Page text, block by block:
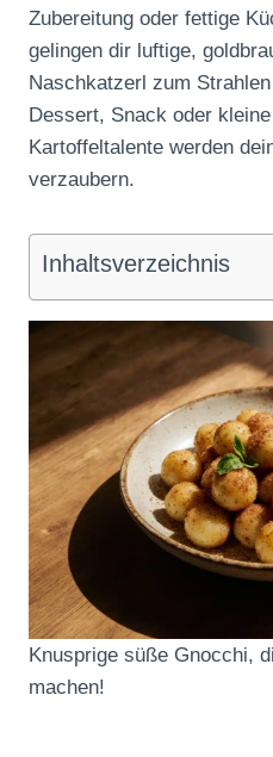
Zubereitung oder fettige
gelingen dir luftige,
Naschkatzerl zum
Dessert, Snack oder
Kartoffeltalente werden
verzaubern.
Inhaltsverzeichnis
Knusprige süße Gnocchi,
machen!